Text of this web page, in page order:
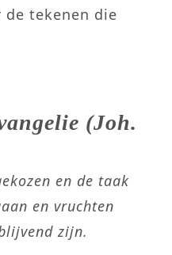
de tekenen die
(Joh.
en de taak
en vruchten
zijn.